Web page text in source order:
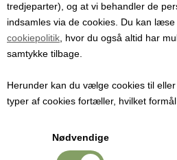
tredjeparter), og at vi behandler de
indsamles via de cookies. Du kan
cookiepolitik , hvor du også altid har
samtykke tilbage.
Herunder kan du vælge cookies til
typer af cookies fortæller, hvilket formål
Nødvendige
Besked